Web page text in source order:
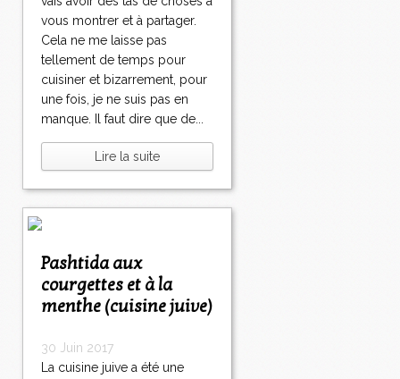
vous montrer et à partager.
Cela ne me laisse pas
tellement de temps pour
cuisiner et bizarrement, pour
une fois, je ne suis pas en
manque. Il faut dire que de...
Lire la suite
Pashtida aux
courgettes et à la
menthe (cuisine juive)
30 Juin 2017
La cuisine juive a été une